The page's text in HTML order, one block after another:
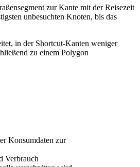
zur Kante mit der Reisezeit
unbesuchten Knoten, bis das
in der Shortcut-Kanten weniger
zu einem Polygon
Konsumdaten zur
Verbrauch